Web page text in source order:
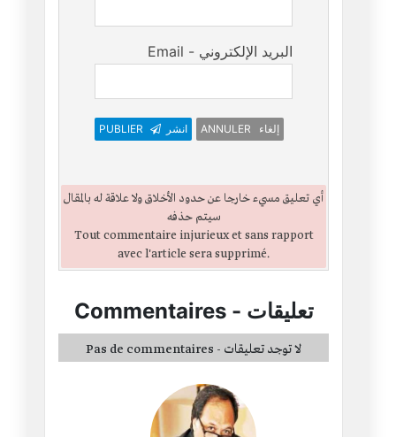
Email - البريد الإلكتروني
PUBLIER انشر ANNULER إلغاء
أي تعليق مسيء خارجا عن حدود الأخلاق ولا علاقة له بالمقال
سيتم حذفه
Tout commentaire injurieux et sans rapport
avec l'article sera supprimé.
Commentaires- تعليقات
Pas de commentaires - لا توجد تعليقات